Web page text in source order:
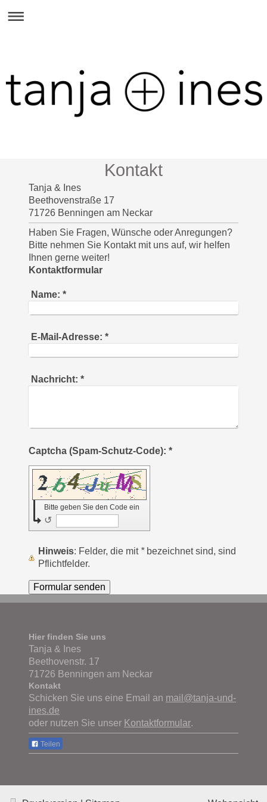
Kontakt
Tanja & Ines
Beethovenstraße 17
71726 Benningen am Neckar
Haben Sie Fragen, Wünsche oder Anregungen?
Bitte nehmen Sie Kontakt mit uns auf, wir helfen
Ihnen gerne weiter!
Kontaktformular
Name: *
E-Mail-Adresse: *
Nachricht: *
Captcha (Spam-Schutz-Code): *
Bitte geben Sie den Code ein
↺
Hinweis : Felder, die mit *bezeichnet sind, sind
Pflichtfelder.
Hier finden Sie uns
Tanja & Ines
Beethovenstr. 17
71726 Benningen am Neckar
Kontakt
Schicken Sie uns eine Email an mail@tanja-und-
ines.de
oder nutzen Sie unser Kontaktformular.
Teilen